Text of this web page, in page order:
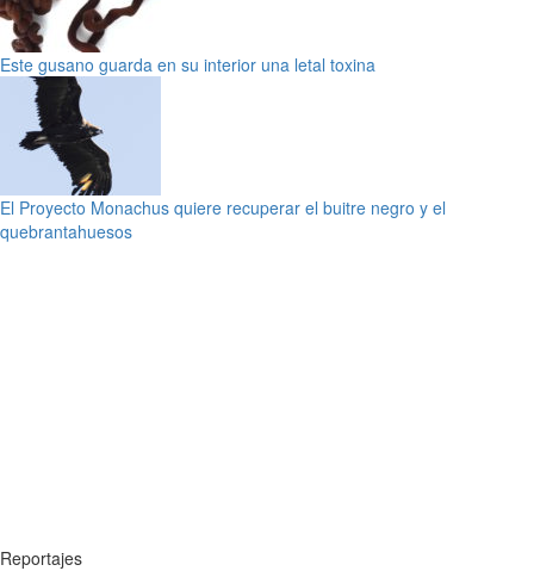
Este gusano guarda en su interior una letal toxina
El Proyecto Monachus quiere recuperar el buitre negro y el
quebrantahuesos
Reportajes